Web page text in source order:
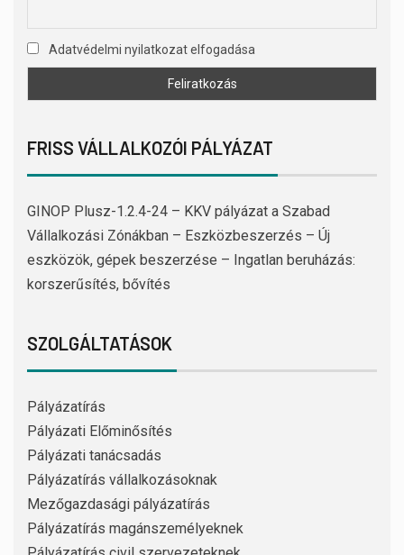
Adatvédelmi nyilatkozat elfogadása
FRISS VÁLLALKOZÓI PÁLYÁZAT
GINOP Plusz-1.2.4-24 – KKV pályázat a Szabad
Vállalkozási Zónákban – Eszközbeszerzés – Új
eszközök, gépek beszerzése – Ingatlan beruházás:
korszerűsítés, bővítés
SZOLGÁLTATÁSOK
Pályázatírás
Pályázati Előminősítés
Pályázati tanácsadás
Pályázatírás vállalkozásoknak
Mezőgazdasági pályázatírás
Pályázatírás magánszemélyeknek